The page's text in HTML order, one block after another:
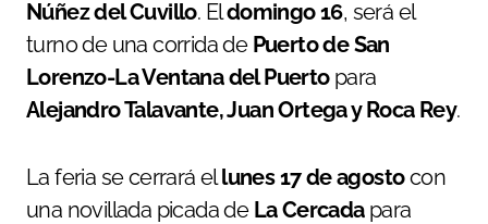
Núñez del Cuvillo. Eldomingo 16, será el
turno de una corrida de Puerto de San
Lorenzo-La Ventana del Puertopara
Alejandro Talavante, Juan Ortega y Roca Rey.
La feria se cerrará ellunes 17 de agostocon
una novillada picada de La Cercadapara